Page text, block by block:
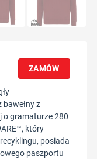
ZAMÓW
bawełny z
o gramaturze 280
który
posiada
paszportu